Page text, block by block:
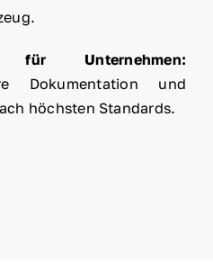
für Unternehmen:
Dokumentation und
höchsten Standards.